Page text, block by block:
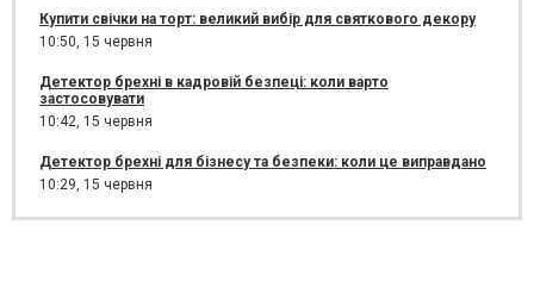
Купити свічки на торт: великий вибір для святкового декору
10:50, 15 червня
Детектор брехні в кадровій безпеці: коли варто
застосовувати
10:42, 15 червня
Детектор брехні для бізнесу та безпеки: коли це виправдано
10:29, 15 червня